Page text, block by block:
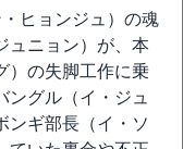
ヒョンジュ）の魂
ュニョン）が、本
）の失脚工作に乗
ングル（イ・ジュ
ンギ部長（イ・ソ